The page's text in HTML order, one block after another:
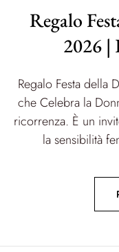
Regalo
2026 |
Regalo Festa della
che Celebra la
ricorrenza. È un
la sensibilità